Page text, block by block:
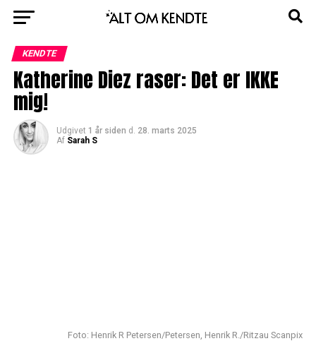
KENDTE
Katherine Diez raser: Det er IKKE
mig!
Udgivet 1 år siden d. 28. marts 2025
Af Sarah S
Foto: Henrik R Petersen/Petersen, Henrik R./Ritzau Scanpix